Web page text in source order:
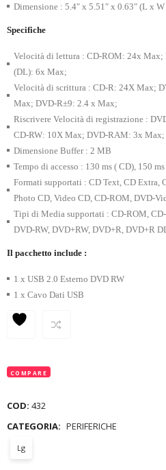
Dimensione : 5.4″ x 5.51″ x 0.63″ (L x
Specifiche
Velocità di lettura : CD-ROM: 24x
(DL): 6x Max;
Velocità di scrittura : CD-R: 24X Max;
Max; DVD-R±9: 2.4 x Max;
Riscrivere Velocità di registrazione :
CD-RW: 10X Max; DVD-RAM: 3x Max;
Dimensione Buffer : 2 MB
Tempo di accesso : 130 ms ( CD), 150
Formati supportati : CD Text, CD Extra,
Photo CD, Video CD, CD-ROM, DVD-
Tipi di Media supportati : CD-ROM,
DVD-RW, DVD+RW, DVD+R, DVD+R
Il pacchetto include :
1 x USB 2.0 Esterno DVD RW
1 x Cavo Dati USB
COMPARE
COD: 432
CATEGORIA: PERIFERICHE
Lg